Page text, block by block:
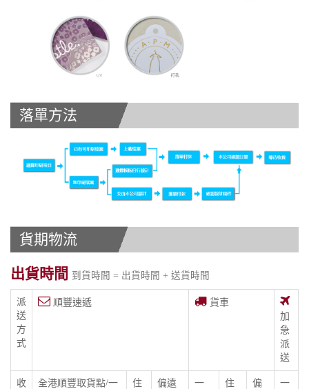
落單方法
貨期物流
出貨時間 到貨時間 = 出貨時間 + 送貨時間
派
送
方
式
順豐速遞
貨車
加
急
派
送
收
全港順豐取貨點/一
住
偏遠
一
住
偏
一